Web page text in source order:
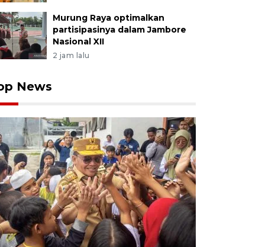
Murung Raya optimalkan
partisipasinya dalam Jambore
Nasional XII
2 jam lalu
News